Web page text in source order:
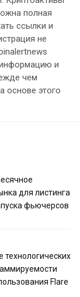
полная
ссылки и
не
и
чем
основе этого
для листинга
фьючерсов
технологических
Flare